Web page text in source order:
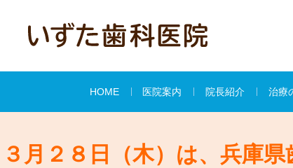
HOME 医院案内 院長紹介 治療
３月２８日（木）は、兵庫